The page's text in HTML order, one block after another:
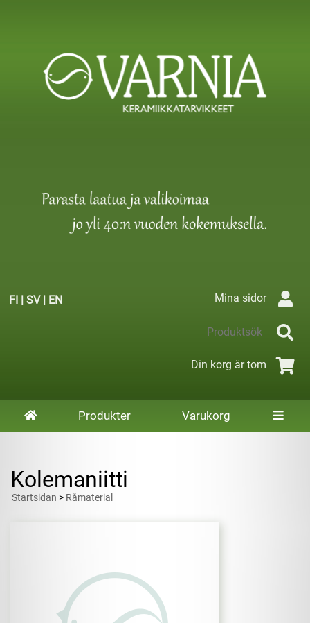
FI | SV| EN Mina sidor
Din korg är tom
Produkter Varukorg
Kolemaniitti
Startsidan > Råmaterial